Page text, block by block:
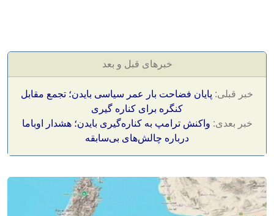
خبرهای قبل و بعد
خبر قبلی: پایان فضاحت بار عمر سیاسی بایدن؛ تجمع مقابل
کنگره برای کناره‌ گیری
خبر بعدی: واکنش ترامپ به کناره‌گیری بایدن؛ هشدار اوباما
درباره چالش‌های بی‌سابقه‌